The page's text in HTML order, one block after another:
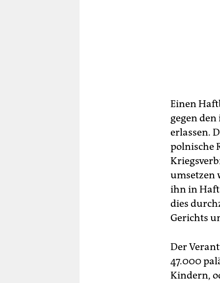
Einen
gegen
erlassen.
polnische
umsetzen
ihn in Haft
dies
Gerichts
Der
47.000
Kindern,